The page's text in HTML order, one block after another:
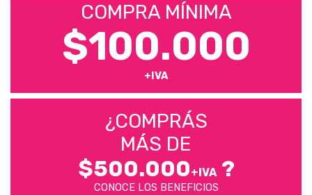
COMPRA MÍNIMA
$100.000
+IVA
¿COMPRÁS
MÁS DE
$500.000+IVA?
CONOCE LOS BENEFICIOS